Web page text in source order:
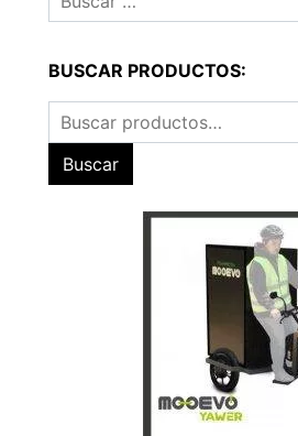
BUSCAR PRODUCTOS:
Buscar
por:
Buscar